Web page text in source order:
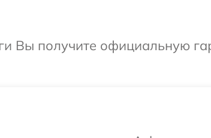
Вы получите официальную